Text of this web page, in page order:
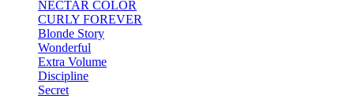
NECTAR COLOR
CURLY FOREVER
Blonde Story
Wonderful
Extra Volume
Discipline
Secret